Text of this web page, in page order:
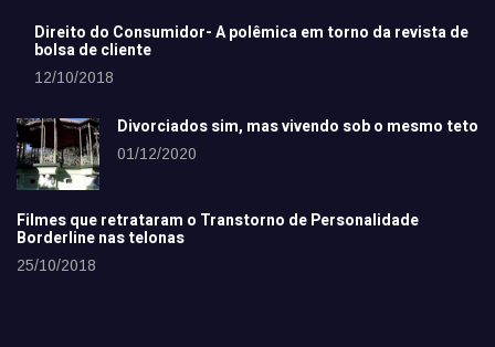
Direito do Consumidor- A polêmica em torno da revista de
bolsa de cliente
12/10/2018
Divorciados sim, mas vivendo sob o mesmo teto
01/12/2020
Filmes que retrataram o Transtorno de Personalidade
Borderline nas telonas
25/10/2018